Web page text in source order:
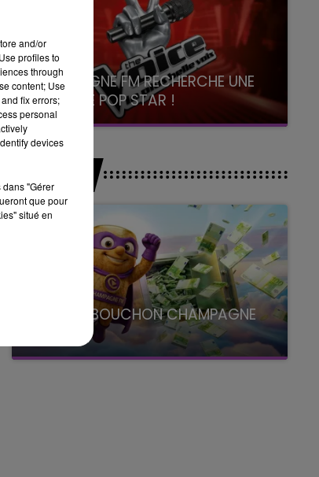
CHAMPAGNE FM RECHERCHE UNE
NOUVELLE POP STAR !
Toute la journée sur Champagne FM
JEUX
LE SUPER BOUCHON CHAMPAGNE
avec La Famille Champagne FM, à 8H10
and/or
profiles to
through
content; Use
fix errors;
personal
devices
"Gérer
que pour
situé en